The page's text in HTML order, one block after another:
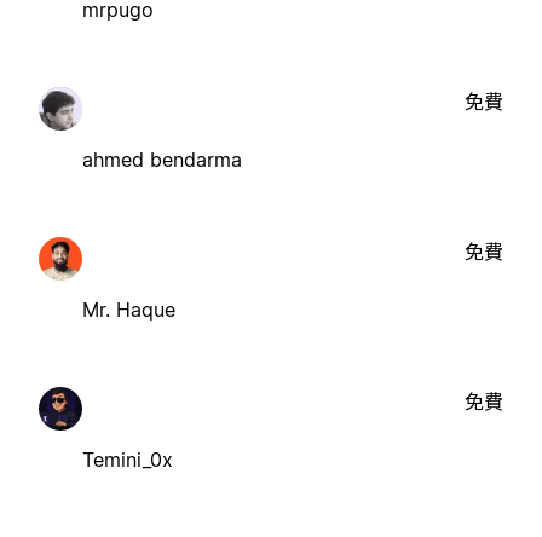
mrpugo
ahmed bendarma
免費
Mr. Haque
免費
Temini_0x
免費